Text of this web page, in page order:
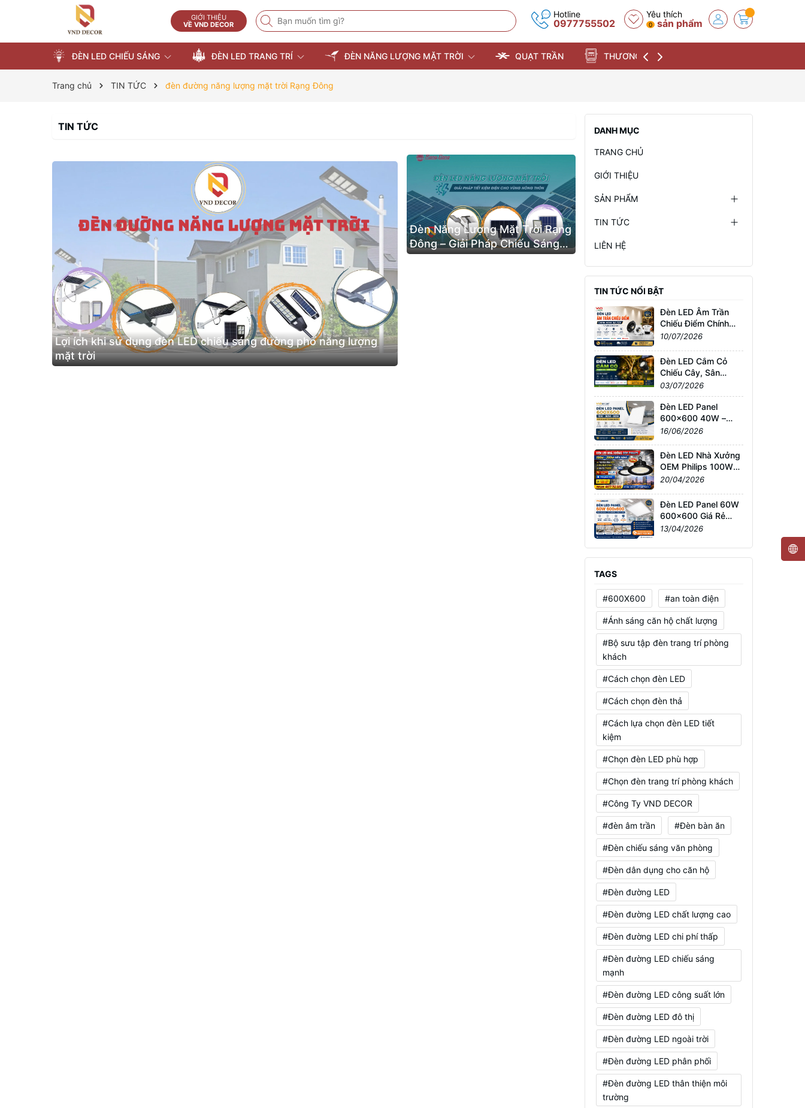
GIỚI THIỆU
VỀ VND DECOR
Hotline
0977755502
Yêu thích
0 sản phẩm
ĐÈN LED CHIẾU SÁNG ĐÈN LED TRANG TRÍ ĐÈN NĂNG LƯỢNG MẶT TRỜI QUẠT TRẦN THƯƠNG HIỆU
Trang chủ TIN TỨC đèn đường năng lượng mặt trời Rạng Đông
TIN TỨC
Lợi ích khi sử dụng đèn LED chiếu sáng đường phố năng lượng
mặt trời
Đèn Năng Lượng Mặt Trời Rạng
Đông – Giải Pháp Chiếu Sáng
Thông Minh Được Yêu Thích
DANH MỤC
TRANG CHỦ
GIỚI THIỆU
SẢN PHẨM
TIN TỨC
LIÊN HỆ
TIN TỨC NỔI BẬT
Đèn LED Âm Trần
Chiếu Điểm Chính
Hãng Giá Tốt | Tư
10/07/2026
Đèn LED Cắm Cỏ
Chiếu Cây, Sân
Vườn Giá Tốt –
Chống Nước IP65,
Bảo Hành Chính
Hãng
03/07/2026
Đèn LED Panel
600x600 40W –
60W – 80W Giá Sỉ &
16/06/2026
Đèn LED Nhà Xưởng
OEM Philips 100W–
200W Siêu Sáng –
Hành 3 Năm
20/04/2026
Đèn LED Panel 60W
600x600 Giá Rẻ
TPHCM – Sáng
13/04/2026
TAGS
#600X600 #an toàn điện
#Ánh sáng căn hộ chất lượng
#Bộ sưu tập đèn trang trí phòng
khách
#Cách chọn đèn LED
#Cách chọn đèn thả
#Cách lựa chọn đèn LED tiết
kiệm
#Chọn đèn LED phù hợp
#Chọn đèn trang trí phòng khách
#Công Ty VND DECOR
#đèn âm trần #Đèn bàn ăn
#Đèn chiếu sáng văn phòng
#Đèn dân dụng cho căn hộ
#Đèn đường LED
#Đèn đường LED chất lượng cao
#Đèn đường LED chi phí thấp
#Đèn đường LED chiếu sáng
mạnh
#Đèn đường LED công suất lớn
#Đèn đường LED đô thị
#Đèn đường LED ngoài trời
#Đèn đường LED phân phối
#Đèn đường LED thân thiện môi
trường